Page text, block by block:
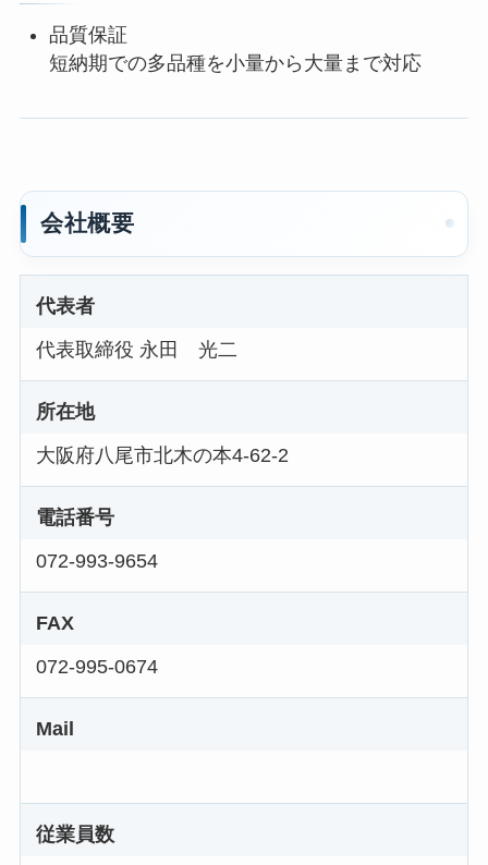
品質保証
短納期での多品種を小量から大量まで対応
会社概要
代表者
代表取締役 永田 光二
所在地
大阪府八尾市北木の本4-62-2
電話番号
072-993-9654
FAX
072-995-0674
Mail
従業員数